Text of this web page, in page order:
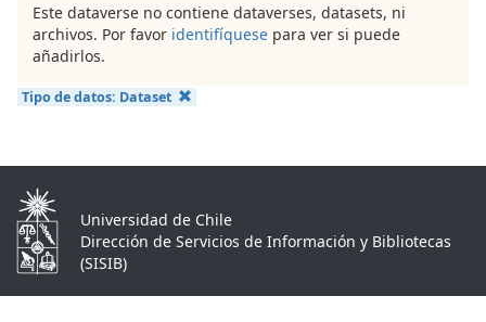
Este dataverse no contiene dataverses, datasets, ni
archivos. Por favor identifíquese para ver si puede
añadirlos.
Tipo de datos: Dataset
Universidad de Chile
Dirección de Servicios de Información y Bibliotecas
(SISIB)